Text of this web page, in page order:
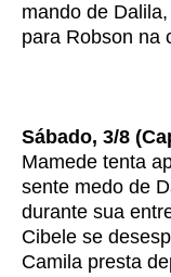
mando de
para Robson na
Sábado, 3/8
Mamede tenta
sente medo de
durante sua
Cibele se
Camila presta